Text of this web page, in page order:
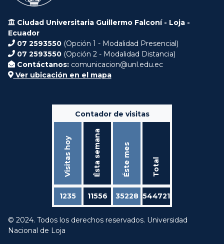
Ciudad Universitaria Guillermo Falconí - Loja -
Ecuador
07 2593550 (Opción 1 - Modalidad Presencial)
07 2593550 (Opción 2 - Modalidad Distancia)
Contáctanos: comunicacion@unl.edu.ec
Ver ubicación en el mapa
Contador de visitas
Visitas hoy Ésta semana Éste mes Total
1235 11556 35228 544721
© 2024. Todos los derechos reservados. Universidad
Nacional de Loja